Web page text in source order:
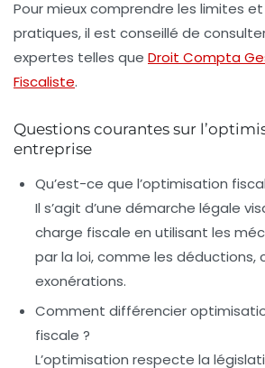
Pour mieux comprendre les limites
pratiques, il est conseillé de
expertes telles que Droit Compta
Fiscaliste.
Questions courantes sur
entreprise
Qu’est-ce que l’optimisation
Il s’agit d’une démarche légale
charge fiscale en utilisant les
par la loi, comme les déductions,
exonérations.
Comment différencier
fiscale ?
L’optimisation respecte la